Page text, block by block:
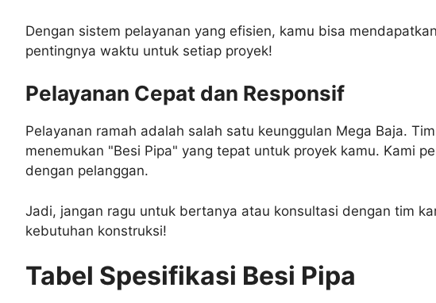
Dengan sistem pelayanan yang efisien, kamu bisa
pentingnya waktu untuk setiap proyek!
Pelayanan Cepat dan Responsif
Pelayanan ramah adalah salah satu keunggulan Mega Baja.
menemukan "Besi Pipa" yang tepat untuk proyek kamu. Kami
dengan pelanggan.
Jadi, jangan ragu untuk bertanya atau konsultasi dengan tim
kebutuhan konstruksi!
Tabel Spesifikasi Besi Pipa